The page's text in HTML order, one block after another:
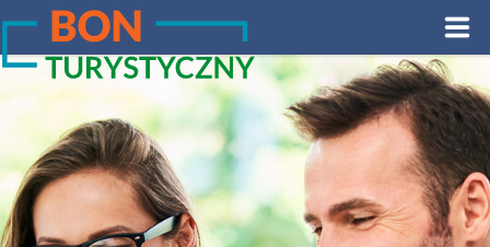
Aktywuj bon
Aktualności
Informacje ogólne
Panel zarządzania plikami cookies